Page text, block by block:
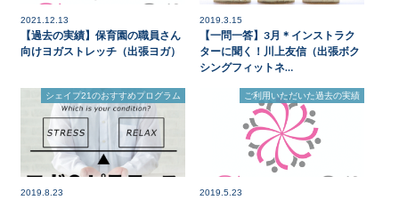
2021.12.13
【過去の実績】保育園の職員さん
向けヨガストレッチ（出張ヨガ）
2019.3.15
【一問一答】3月＊インストラク
ターに聞く！川上友信（出張ボク
シングフィットネ…
シェイプ21のおすすめプログラム
2019.8.23
ご利用いただいた過去の実績
2019.5.23